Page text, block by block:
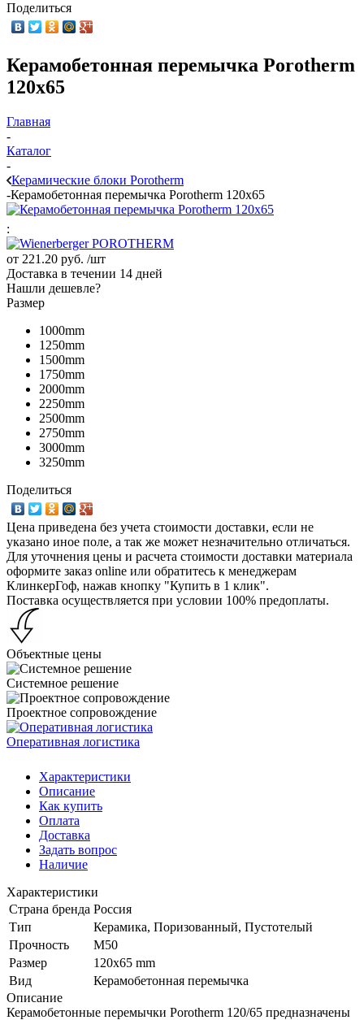
Поделиться
Керамобетонная перемычка Porotherm
120х65
Главная
-
Каталог
-
Керамические блоки Porotherm
-Керамобетонная перемычка Porotherm 120х65
:
от 221.20 руб. /шт
Доставка в течении 14 дней
Нашли дешевле?
Размер
1000mm
1250mm
1500mm
1750mm
2000mm
2250mm
2500mm
2750mm
3000mm
3250mm
Поделиться
Цена приведена без учета стоимости доставки, если не
указано иное поле, а так же может незначительно отличаться.
Для уточнения цены и расчета стоимости доставки материала
оформите заказ online или обратитесь к менеджерам
КлинкерГоф, нажав кнопку "Купить в 1 клик".
Поставка осуществляется при условии 100% предоплаты.
Объектные цены
Системное решение
Проектное сопровождение
Оперативная логистика
Характеристики
Описание
Как купить
Оплата
Доставка
Задать вопрос
Наличие
Характеристики
Страна бренда Россия
Тип
Керамика, Поризованный, Пустотелый
Прочность
М50
Размер
120х65 mm
Вид
Керамобетонная перемычка
Описание
Керамобетонные перемычки Porotherm 120/65 предназначены